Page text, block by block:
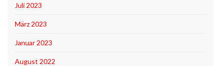
Juli 2023
März 2023
Januar 2023
August 2022